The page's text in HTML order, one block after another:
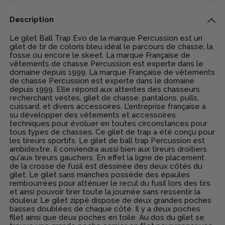
Description
Le gilet Ball Trap Evo de la marque Percussion est un
gilet de tir de coloris bleu idéal le parcours de chasse, la
fosse ou encore le skeet. La marque Française de
vêtements de chasse Percussion est experte dans le
domaine depuis 1999. La marque Française de vêtements
de chasse Percussion est experte dans le domaine
depuis 1999. Elle répond aux attentes des chasseurs
recherchant vestes, gilet de chasse, pantalons, pulls,
cuissard, et divers accessoires. L'entreprise française a
su développer des vêtements et accessoires
techniques pour évoluer en toutes circonstances pour
tous types de chasses. Ce gilet de trap a été conçu pour
les tireurs sportifs. Le gilet de ball trap Percussion est
ambidextre, il conviendra aussi bien aux tireurs droitiers
qu'aux tireurs gauchers. En effet la ligne de placement
de la crosse de fusil est dessinée des deux côtés du
gilet. Le gilet sans manches possède des épaules
rembourrées pour atténuer le recul du fusil lors des tirs
et ainsi pouvoir tirer toute la journée sans ressentir la
douleur. Le gilet zippé dispose de deux grandes poches
basses doublées de chaque côté. Il y a deux poches
filet ainsi que deux poches en toile. Au dos du gilet se